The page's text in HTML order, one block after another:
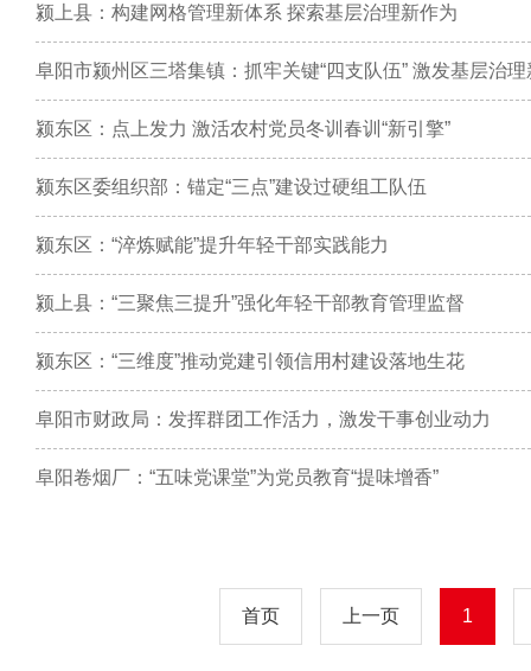
颍上县：构建网格管理新体系 探索基层治理新作为
阜阳市颍州区三塔集镇：抓牢关键“四支队伍” 激发基层治
颍东区：点上发力 激活农村党员冬训春训“新引擎”
颍东区委组织部：锚定“三点”建设过硬组工队伍
颍东区：“淬炼赋能”提升年轻干部实践能力
颍上县：“三聚焦三提升”强化年轻干部教育管理监督
颍东区：“三维度”推动党建引领信用村建设落地生花
阜阳市财政局：发挥群团工作活力，激发干事创业动力
阜阳卷烟厂：“五味党课堂”为党员教育“提味增香”
首页 上一页 1